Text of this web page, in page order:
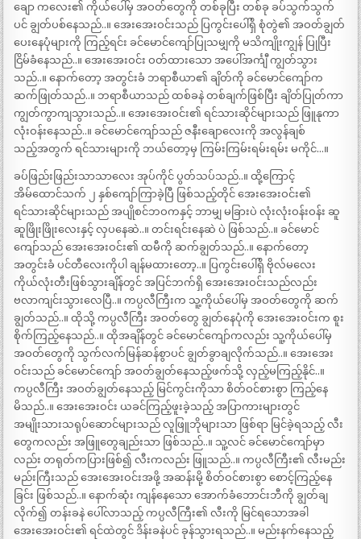
ချော ကလေး၏ ကိုယ်ပေါ်မှ အဝတ်တွေကို တစ်ခုပြီး တစ်ခု ခပ်သွက်သွက်
ပင် ချွတ်ပစ်နေသည်..။ အေးအေးဝင်းသည် ပြကွင်းပေါ်ရှိ စုံတွဲ၏ အဝတ်ချွတ်
ပေးနေပုံများကို ကြည့်ရင်း ခင်မောင်ကျော်ပြုသမျှကို မသိကျိုးကျွန် ပြုပြီး
ငြိမ်ခံနေသည်..။ အေးအေးဝင်း ဝတ်ထားသော အပေါ်အင်္ကျီ ကျွတ်သွား
သည်..။ နောက်တော့ အတွင်းခံ ဘရာစီယာ၏ ချိတ်ကို ခင်မောင်ကျော်က
ဆက်ဖြုတ်သည်..။ ဘရာစီယာသည် ထစ်ခနဲ တစ်ချက်ဖြစ်ပြီး ချိတ်ပြုတ်ကာ
ကျွတ်ကွာကျသွားသည်..။ အေးအေးဝင်း၏ ရင်သားဆိုင်များသည် ဖြူနုကာ
လုံးဝန်းနေသည်..။ ခင်မောင်ကျော်သည် ဇနီးချောလေးကို အလွန်ချစ်
သည့်အတွက် ရင်သားများကို ဘယ်တော့မှ ကြမ်းကြမ်းရမ်းရမ်း မကိုင်…။
ခပ်ဖြည်းဖြည်းသာသာလေး အုပ်ကိုင် ပွတ်သပ်သည်..။ ထို့ကြောင့်
အိမ်ထောင်သက် ၂ နှစ်ကျော်ကြာခဲ့ပြီ ဖြစ်သည့်တိုင် အေးအေးဝင်း၏
ရင်သားဆိုင်များသည် အပျိုစင်ဘဝကနှင့် ဘာမျှ မခြားပဲ လုံးလုံးဝန်းဝန်း ဆူ
ဆူဖြိုးဖြိုးလေးနှင့် လှပနေဆဲ..။ တင်းရင်းနေဆဲ ပဲ ဖြစ်သည်..။ ခင်မောင်
ကျော်သည် အေးအေးဝင်း၏ ထမီကို ဆက်ချွတ်သည်..။ နောက်တော့
အတွင်းခံ ပင်တီလေးကိုပါ ချန်မထားတော့..။ ပြကွင်းပေါ်ရှိ ဗိုလ်မလေး
ကိုယ်လုံးတီးဖြစ်သွားချိန်တွင် အပြင်ဘက်ရှိ အေးအေးဝင်းသည်လည်း
ဗလာကျင်းသွားလေပြီ..။ ကပ္ပလီကြီးက သူ့ကိုယ်ပေါ်မှ အဝတ်တွေကို ဆက်
ချွတ်သည်..။ ထိုသို့ ကပ္ပလီကြီး အဝတ်တွေ ချွတ်နေပုံကို အေးအေးဝင်းက စူး
စိုက်ကြည့်နေသည်..။ ထိုအချိန်တွင် ခင်မောင်ကျော်ကလည်း သူ့ကိုယ်ပေါ်မှ
အဝတ်တွေကို သွက်လက်မြန်ဆန်စွာပင် ချွတ်ခွာချလိုက်သည်..။ အေးအေး
ဝင်းသည် ခင်မောင်ကျော် အဝတ်ချွတ်နေသည့်ဖက်သို့ လှည့်မကြည့်နိုင်..။
ကပ္ပလီကြီး အဝတ်ချွတ်နေသည့် မြင်ကွင်းကိုသာ စိတ်ဝင်စားစွာ ကြည့်နေ
မိသည်..။ အေးအေးဝင်း ယခင်ကြည့်ဖူးခဲ့သည့် အပြာကားများတွင်
အမျိုးသားသရုပ်ဆောင်များသည် လူဖြူဘိုများသာ ဖြစ်ရာ မြင်ခဲ့ရသည့် လီး
တွေကလည်း အဖြူတွေချည်းသာ ဖြစ်သည်..။ သူ့လင် ခင်မောင်ကျော်မှာ
လည်း တရုတ်ကပြားဖြစ်၍ လီးကလည်း ဖြူသည်..။ ကပ္ပလီကြီး၏ လီးမည်း
မည်းကြီးသည် အေးအေးဝင်းအဖို့ အဆန်းမို့ စိတ်ဝင်စားစွာ စောင့်ကြည့်နေ
ခြင်း ဖြစ်သည်..။ နောက်ဆုံး ကျန်နေသော အောက်ခံဘောင်းဘီကို ချွတ်ချ
လိုက်၍ တန်းခနဲ ပေါ်လာသည့် ကပ္ပလီကြီး၏ လီးကို မြင်ရသောအခါ
အေးအေးဝင်း၏ ရင်ထဲတွင် ဒိန်းခနဲပင် ခုန်သွားရသည်..။ မည်းနက်နေသည့်